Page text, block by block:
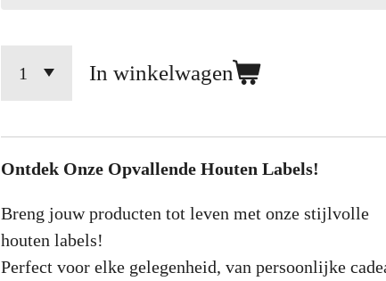
In winkelwagen
Ontdek Onze Opvallende Houten Labels!
Breng jouw producten tot leven met onze stijlvolle
houten labels!
Perfect voor elke gelegenheid, van persoonlijke